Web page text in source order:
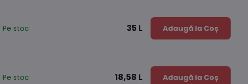
Pe stoc 35 L Adaugă la Coș
Pe stoc 18,58 L Adaugă la Coș